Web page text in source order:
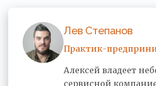
Лев Степанов
Практик-
Алексей владеет
сервисной